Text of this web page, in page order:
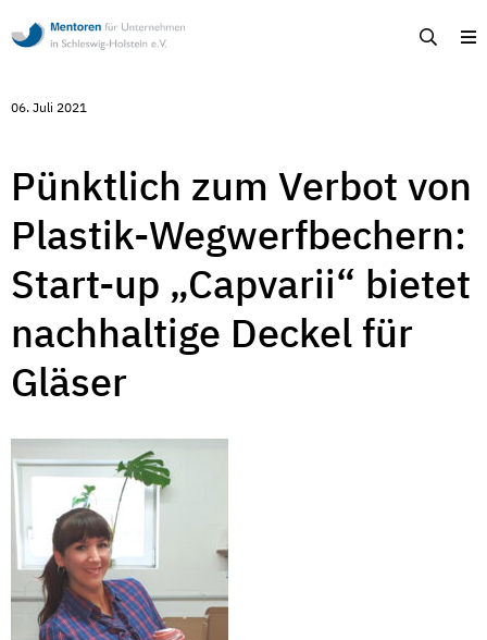
Unternehmensberatung
in
Schleswig-
Holstein
Suche
06. Juli 2021
Pünktlich zum Verbot von
Plastik-Wegwerfbechern:
Start-up „Capvarii“ bietet
nachhaltige Deckel für
Gläser